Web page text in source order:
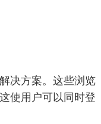
决方案。这些浏览
使用户可以同时登